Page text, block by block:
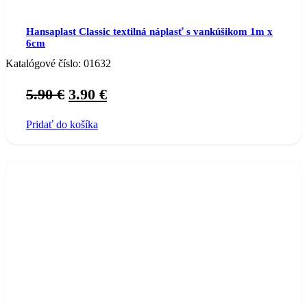
Hansaplast Classic textilná náplasť s vankúšikom 1m x
6cm
Katalógové číslo: 01632
5.90€ Original
was:
3.90 €Current
Pridať do košíka